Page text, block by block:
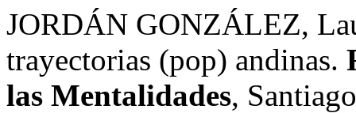
JORDÁN GONZÁLEZ,
trayectorias (pop) andinas.
las Mentalidades,